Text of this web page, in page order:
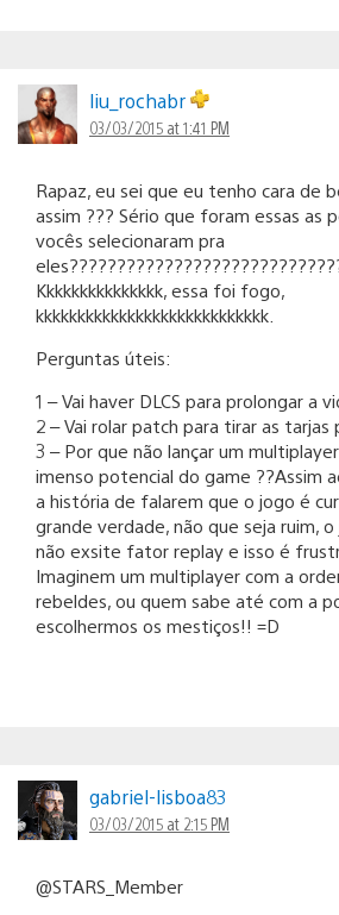
liu_rochabr
03/03/2015 at 1:41 PM
Rapaz, eu sei que eu tenho cara de
assim ??? Sério que foram essas as
vocês selecionaram pra
Kkkkkkkkkkkkkkk, essa foi fogo,
kkkkkkkkkkkkkkkkkkkkkkkkkkkk.
Perguntas úteis:
1 – Vai haver DLCS para prolongar a
2 – Vai rolar patch para tirar as
3 – Por que não lançar um
imenso potencial do game ??Assim
a história de falarem que o jogo é
grande verdade, não que seja ruim,
não exsite fator replay e isso é
Imaginem um multiplayer com a
rebeldes, ou quem sabe até com a
escolhermos os mestiços!! =D
gabriel-lisboa83
03/03/2015 at 2:15 PM
@STARS_Member